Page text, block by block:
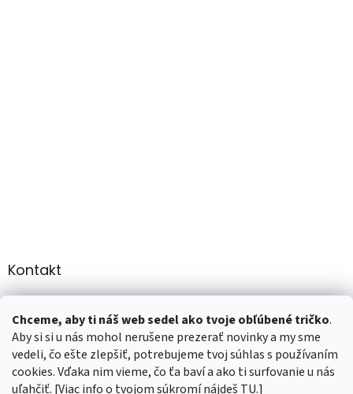
Chceme, aby ti náš web sedel ako tvoje obľúbené tričko.
Aby si si u nás mohol nerušene prezerať novinky a my sme
vedeli, čo ešte zlepšiť, potrebujeme tvoj súhlas s používaním
cookies. Vďaka nim vieme, čo ťa baví a ako ti surfovanie u nás
uľahčiť. [Viac info o tvojom súkromí nájdeš TU.]
Kontakt
+421 907947783